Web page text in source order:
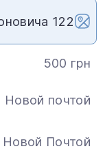
122
500 грн
Новой почтой
Новой Почтой